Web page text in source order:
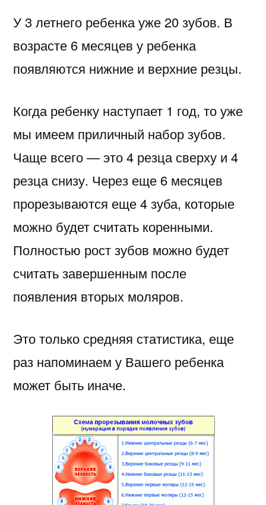
У 3 летнего ребенка уже 20 зубов. В
возрасте 6 месяцев у ребенка
появляются нижние и верхние резцы.
Когда ребенку наступает 1 год, то уже
мы имеем приличный набор зубов.
Чаще всего — это 4 резца сверху и 4
резца снизу. Через еще 6 месяцев
прорезываются еще 4 зуба, которые
можно будет считать коренными.
Полностью рост зубов можно будет
считать завершенным после
появления вторых моляров.
Это только средняя статистика, еще
раз напоминаем у Вашего ребенка
может быть иначе.